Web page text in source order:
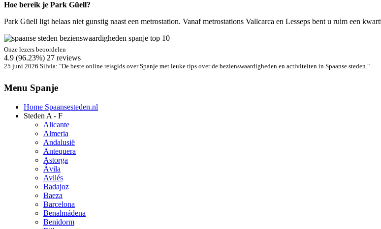
Hoe bereik je Park Güell?
Park Güell ligt helaas niet gunstig naast een metrostation. Vanaf metrostations Vallcarca en Lesseps bent u ruim een
Onze lezers beoordelen
4.9 (96.23%) 27 reviews
25 juni 2026 Silvia: "De beste online reisgids over Spanje met leuke tips over de bezienswaardigheden en activiteiten in Spaanse steden."
Menu Spanje
Home Spaansesteden.nl
Steden A - F
Alicante
Almeria
Andalusië
Antequera
Astorga
Ávila
Avilés
Badajoz
Baeza
Barcelona
Benalmádena
Benidorm